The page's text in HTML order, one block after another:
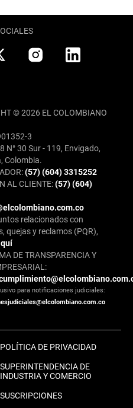
© 2026 EL COLOMBIANO
3
N° 30 Sur - 119, Envigado,
Colombia.
(57) (604) 3315252
AL CLIENTE:(57) (604)
relacionados con
quejas y reclamos (PQR),
DE TRANSPARENCIA Y
para notificaciones judiciales:
POLÍTICA DE PRIVACIDAD
SUPERINTENDENCIA DE
INDUSTRIA Y COMERCIO
SUSCRIPCIONES